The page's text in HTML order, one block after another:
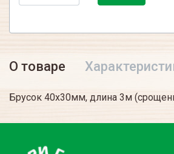
О товаре
Брусок 40х30мм, длина 3м